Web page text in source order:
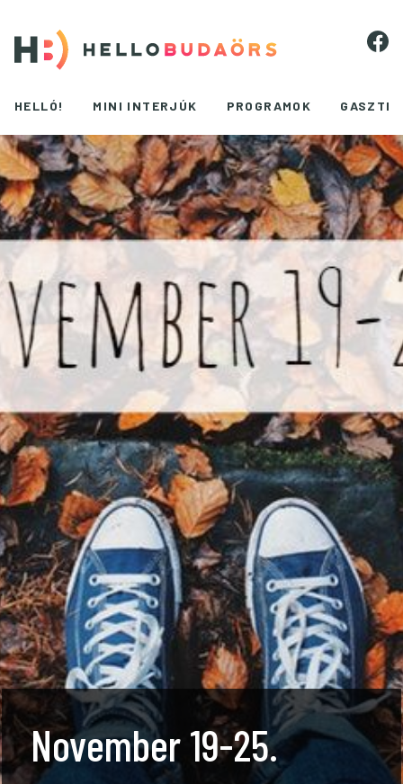
HELLÓ! MINI INTERJÚK PROGRAMOK
November 19-25.